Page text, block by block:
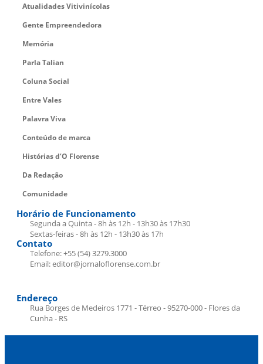
Atualidades Vitivinícolas
Gente Empreendedora
Memória
Parla Talian
Coluna Social
Entre Vales
Palavra Viva
Conteúdo de marca
Histórias d’O Florense
Da Redação
Comunidade
Horário de Funcionamento
Segunda a Quinta - 8h às 12h - 13h30 às 17h30
Sextas-feiras - 8h às 12h - 13h30 às 17h
Contato
Telefone: +55 (54) 3279.3000
Email: editor@jornaloflorense.com.br
Endereço
Rua Borges de Medeiros 1771 - Térreo - 95270-000 - Flores da
Cunha - RS